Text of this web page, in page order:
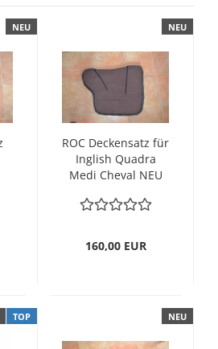
NEU NEU
ROC Deckensatz für
Inglish Quadra
Medi Cheval NEU
160,00 EUR
TOP NEU